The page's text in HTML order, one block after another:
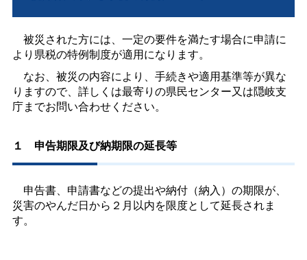
被災された方には、一定の要件を満たす場合に申請に
より県税の特例制度が適用になります。
なお、被災の内容により、手続きや適用基準等が異な
りますので、詳しくは最寄りの県民センター又は隠岐支
庁までお問い合わせください。
１ 申告期限及び納期限の延長等
申告書、申請書などの提出や納付（納入）の期限が、
災害のやんだ日から２月以内を限度として延長されま
す。